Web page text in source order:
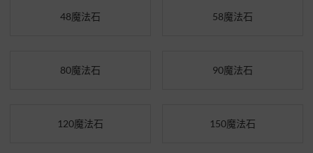
48魔法石 58魔法石
80魔法石 90魔法石
120魔法石 150魔法石